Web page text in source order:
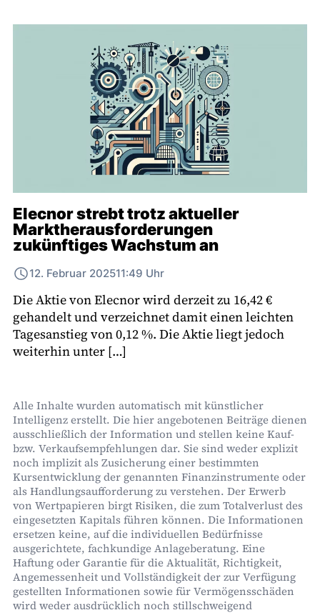
Elecnor strebt trotz aktueller
Marktherausforderungen
zukünftiges Wachstum an
12. Februar 202511:49 Uhr
Die Aktie von Elecnor wird derzeit zu 16,42 €
gehandelt und verzeichnet damit einen leichten
Tagesanstieg von 0,12 %. Die Aktie liegt jedoch
weiterhin unter […]
Alle Inhalte wurden automatisch mit künstlicher
Intelligenz erstellt. Die hier angebotenen Beiträge dienen
ausschließlich der Information und stellen keine Kauf-
bzw. Verkaufsempfehlungen dar. Sie sind weder explizit
noch implizit als Zusicherung einer bestimmten
Kursentwicklung der genannten Finanzinstrumente oder
als Handlungsaufforderung zu verstehen. Der Erwerb
von Wertpapieren birgt Risiken, die zum Totalverlust des
eingesetzten Kapitals führen können. Die Informationen
ersetzen keine, auf die individuellen Bedürfnisse
ausgerichtete, fachkundige Anlageberatung. Eine
Haftung oder Garantie für die Aktualität, Richtigkeit,
Angemessenheit und Vollständigkeit der zur Verfügung
gestellten Informationen sowie für Vermögensschäden
wird weder ausdrücklich noch stillschweigend